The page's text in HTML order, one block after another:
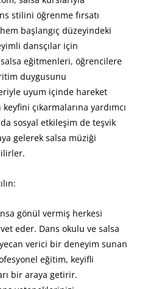
stilini öğrenme fırsatı
başlangıç düzeyindeki
dansçılar için
eğitmenleri, öğrencilere
duygusunu
uyum içinde hareket
çıkarmalarına yardımcı
sosyal etkileşim de teşvik
gelerek salsa müziği
gönül vermiş herkesi
eder. Dans okulu ve salsa
verici bir deneyim sunan
eğitim, keyifli
bir araya getirir.